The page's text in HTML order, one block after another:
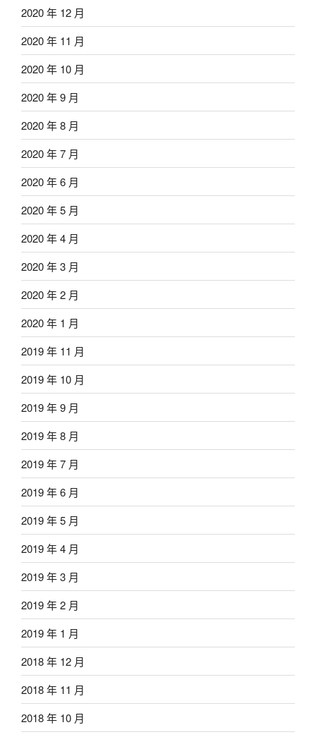
2020 年 12 月
2020 年 11 月
2020 年 10 月
2020 年 9 月
2020 年 8 月
2020 年 7 月
2020 年 6 月
2020 年 5 月
2020 年 4 月
2020 年 3 月
2020 年 2 月
2020 年 1 月
2019 年 11 月
2019 年 10 月
2019 年 9 月
2019 年 8 月
2019 年 7 月
2019 年 6 月
2019 年 5 月
2019 年 4 月
2019 年 3 月
2019 年 2 月
2019 年 1 月
2018 年 12 月
2018 年 11 月
2018 年 10 月